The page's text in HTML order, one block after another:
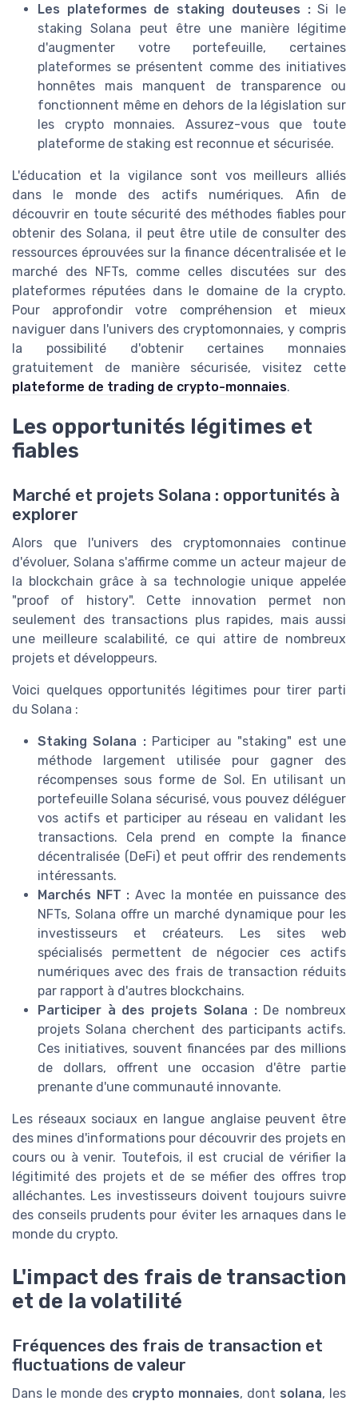
Les plateformes de staking douteuses :Si le
staking Solana peut être une manière légitime
d'augmenter votre portefeuille, certaines
plateformes se présentent comme des initiatives
honnêtes mais manquent de transparence ou
fonctionnent même en dehors de la législation sur
les crypto monnaies. Assurez-vous que toute
plateforme de staking est reconnue et sécurisée.
L'éducation et la vigilance sont vos meilleurs alliés
dans le monde des actifs numériques. Afin de
découvrir en toute sécurité des méthodes fiables pour
obtenir des Solana, il peut être utile de consulter des
ressources éprouvées sur la finance décentralisée et le
marché des NFTs, comme celles discutées sur des
plateformes réputées dans le domaine de la crypto.
Pour approfondir votre compréhension et mieux
naviguer dans l'univers des cryptomonnaies, y compris
la possibilité d'obtenir certaines monnaies
gratuitement de manière sécurisée, visitez cette
plateforme de trading de crypto-monnaies.
Les opportunités légitimes et
fiables
Marché et projets Solana : opportunités à
explorer
Alors que l'univers des cryptomonnaies continue
d'évoluer, Solana s'affirme comme un acteur majeur de
la blockchain grâce à sa technologie unique appelée
"proof of history". Cette innovation permet non
seulement des transactions plus rapides, mais aussi
une meilleure scalabilité, ce qui attire de nombreux
projets et développeurs.
Voici quelques opportunités légitimes pour tirer parti
du Solana :
Staking Solana :Participer au "staking" est une
méthode largement utilisée pour gagner des
récompenses sous forme de Sol. En utilisant un
portefeuille Solana sécurisé, vous pouvez déléguer
vos actifs et participer au réseau en validant les
transactions. Cela prend en compte la finance
décentralisée (DeFi) et peut offrir des rendements
intéressants.
Marchés NFT : Avec la montée en puissance des
NFTs, Solana offre un marché dynamique pour les
investisseurs et créateurs. Les sites web
spécialisés permettent de négocier ces actifs
numériques avec des frais de transaction réduits
par rapport à d'autres blockchains.
Participer à des projets Solana :De nombreux
projets Solana cherchent des participants actifs.
Ces initiatives, souvent financées par des millions
de dollars, offrent une occasion d'être partie
prenante d'une communauté innovante.
Les réseaux sociaux en langue anglaise peuvent être
des mines d'informations pour découvrir des projets en
cours ou à venir. Toutefois, il est crucial de vérifier la
légitimité des projets et de se méfier des offres trop
alléchantes. Les investisseurs doivent toujours suivre
des conseils prudents pour éviter les arnaques dans le
monde du crypto.
L'impact des frais de transaction
et de la volatilité
Fréquences des frais de transaction et
fluctuations de valeur
Dans le monde des crypto monnaies, dont solana, les